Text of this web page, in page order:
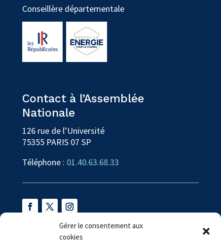
Gérer le consentement aux
cookies
Conseillère départementale
Contact à l’Assemblée
Nationale
126 rue de l’Université
75355 PARIS 07 SP
Téléphone : 01.40.63.68.33
Contact en circonscription